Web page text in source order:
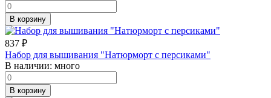
В корзину
837 ₽
Набор для вышивания "Натюрморт с персиками"
В наличии: много
В корзину